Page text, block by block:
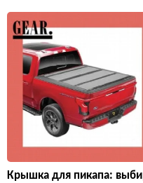
Крышка для пикапа: